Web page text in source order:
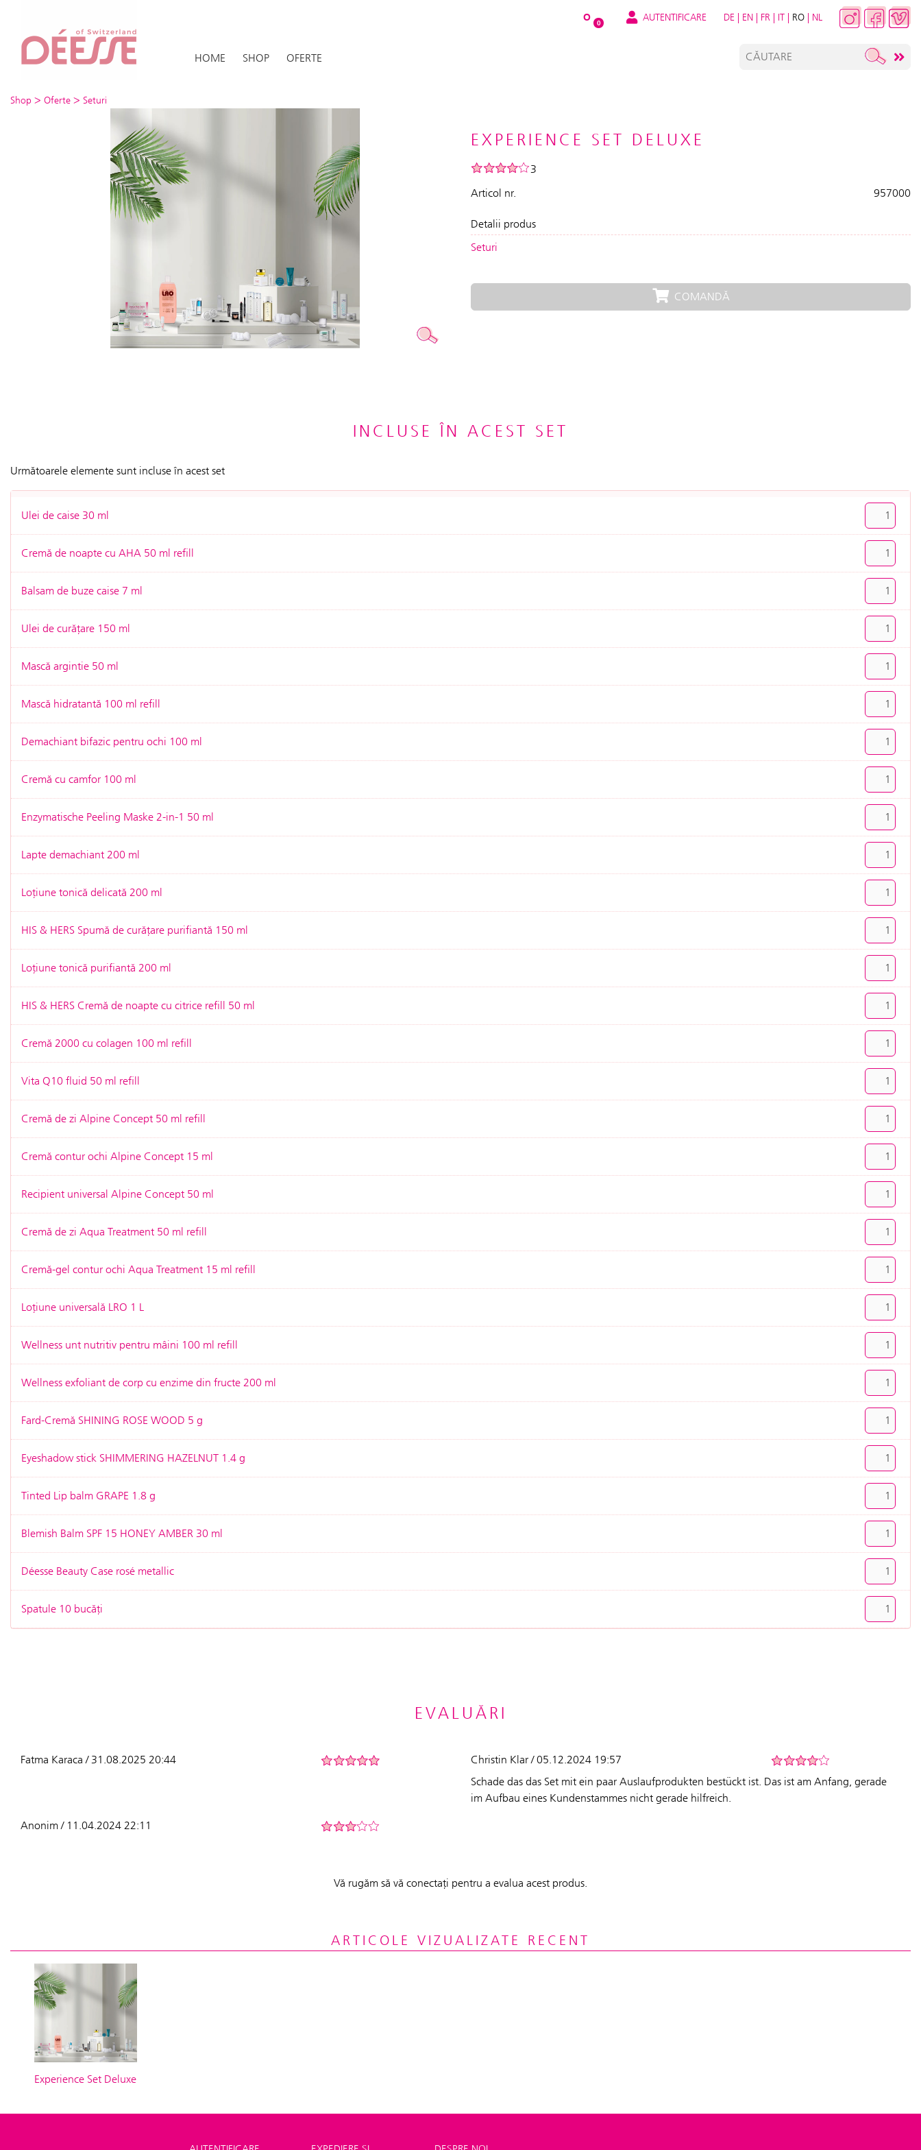
O 0 AUTENTIFICARE DE | EN | FR | IT | RO | NL
HOME SHOP OFERTE
Shop > Oferte > Seturi
EXPERIENCE SET DELUXE
3
Articol nr.
957000
Detalii produs
Seturi
COMANDĂ
INCLUSE ÎN ACEST SET
Următoarele elemente sunt incluse în acest set
Ulei de caise 30 ml
Cremă de noapte cu AHA 50 ml refill
Balsam de buze caise 7 ml
Ulei de curățare 150 ml
Mască argintie 50 ml
Mască hidratantă 100 ml refill
Demachiant bifazic pentru ochi 100 ml
Cremă cu camfor 100 ml
Enzymatische Peeling Maske 2-in-1 50 ml
Lapte demachiant 200 ml
Loțiune tonică delicată 200 ml
HIS & HERS Spumă de curățare purifiantă 150 ml
Loțiune tonică purifiantă 200 ml
HIS & HERS Cremă de noapte cu citrice refill 50 ml
Cremă 2000 cu colagen 100 ml refill
Vita Q10 fluid 50 ml refill
Cremă de zi Alpine Concept 50 ml refill
Cremă contur ochi Alpine Concept 15 ml
Recipient universal Alpine Concept 50 ml
Cremă de zi Aqua Treatment 50 ml refill
Cremă-gel contur ochi Aqua Treatment 15 ml refill
Loțiune universală LRO 1 L
Wellness unt nutritiv pentru mâini 100 ml refill
Wellness exfoliant de corp cu enzime din fructe 200 ml
Fard-Cremă SHINING ROSE WOOD 5 g
Eyeshadow stick SHIMMERING HAZELNUT 1.4 g
Tinted Lip balm GRAPE 1.8 g
Blemish Balm SPF 15 HONEY AMBER 30 ml
Déesse Beauty Case rosé metallic
Spatule 10 bucăți
EVALUĂRI
Fatma Karaca / 31.08.2025 20:44
Christin Klar / 05.12.2024 19:57
Schade das das Set mit ein paar Auslaufprodukten bestückt ist. Das ist am Anfang, gerade
im Aufbau eines Kundenstammes nicht gerade hilfreich.
Anonim / 11.04.2024 22:11
Vă rugăm să vă conectați pentru a evalua acest produs.
ARTICOLE VIZUALIZATE RECENT
Experience Set Deluxe